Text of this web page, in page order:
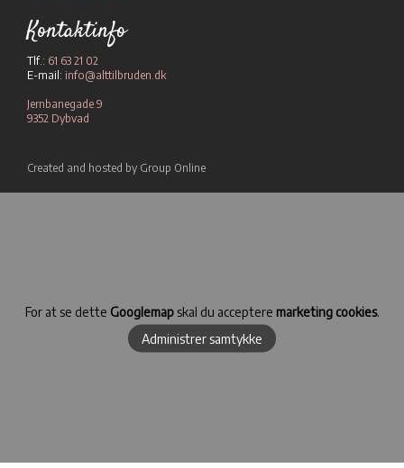
Kontaktinfo
Tlf.: 61 63 21 02
E-mail: info@alttilbruden.dk
Jernbanegade 9
9352 Dybvad
Created and hosted by Group Online
For at se dette Googlemap skal du acceptere marketing cookies.
Administrer samtykke